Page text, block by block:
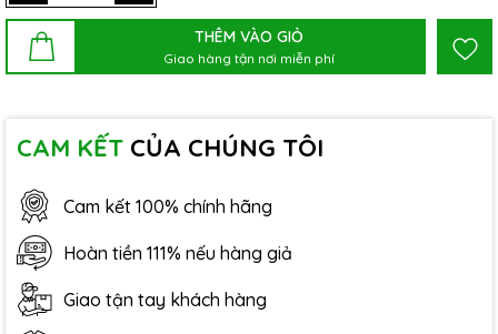
THÊM VÀO GIỎ
Giao hàng tận nơi miễn phí
CAM KẾT CỦA CHÚNG TÔI
Cam kết 100% chính hãng
Hoàn tiền 111% nếu hàng giả
Giao tận tay khách hàng